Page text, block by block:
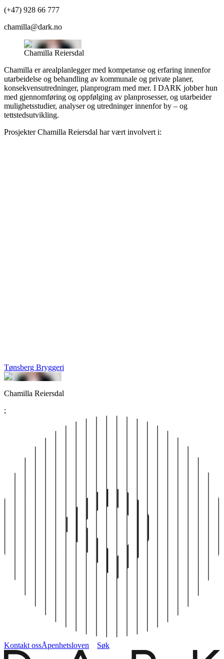
(+47) 928 66 777
chamilla@dark.no
Chamilla Reiersdal
Chamilla er arealplanlegger med kompetanse og erfaring innenfor
utarbeidelse og behandling av kommunale og private planer,
konsekvensutredninger, planprogram med mer. I DARK jobber hun
med gjennomføring og oppfølging av planprosesser, og utarbeider
mulighetsstudier, analyser og utredninger innenfor by – og
tettstedsutvikling.
ProsjekterChamilla Reiersdal har vært involvert i:
Tønsberg Bryggeri
Chamilla Reiersdal
;
Kontakt ossÅpenhetsloven Søk